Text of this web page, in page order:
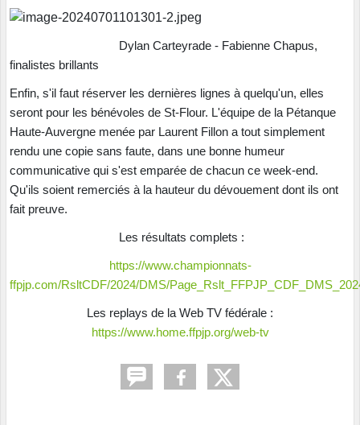
Dylan Carteyrade - Fabienne Chapus,
finalistes brillants
Enfin, s'il faut réserver les dernières lignes à quelqu'un, elles
seront pour les bénévoles de St-Flour. L'équipe de la Pétanque
Haute-Auvergne menée par Laurent Fillon a tout simplement
rendu une copie sans faute, dans une bonne humeur
communicative qui s'est emparée de chacun ce week-end.
Qu'ils soient remerciés à la hauteur du dévouement dont ils ont
fait preuve.
Les résultats complets :
https://www.championnats-
ffpjp.com/RsltCDF/2024/DMS/
Les replays de la Web TV fédérale :
https://www.home.ffpjp.org/web-tv